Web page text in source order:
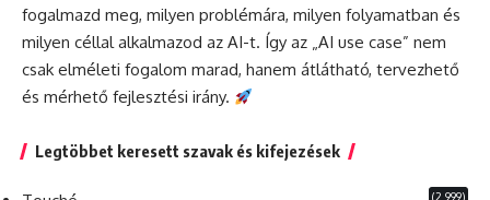
fogalmazd meg, milyen problémára, milyen folyamatban és
milyen céllal alkalmazod az AI-t. Így az „AI use case” nem
csak elméleti fogalom marad, hanem átlátható, tervezhető
és mérhető fejlesztési irány.
Legtöbbet keresett szavak és kifejezések
(2 999)